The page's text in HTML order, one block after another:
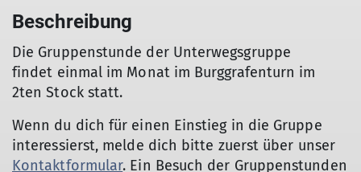
Beschreibung
Die Gruppenstunde der Unterwegsgruppe
findet einmal im Monat im Burggrafenturn im
2ten Stock statt.
Wenn du dich für einen Einstieg in die Gruppe
interessierst, melde dich bitte zuerst über unser
Kontaktformular. Ein Besuch der Gruppenstunden